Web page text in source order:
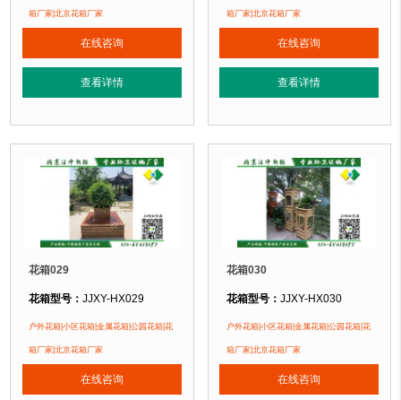
花箱材质：金属镂空/铝合金/塑木/防腐木
花箱周期：现货花箱 即拍即发
1、花箱不会对环境产生污染。2、花箱在视觉上，线条流畅，外
正在使用该花箱的部分客户：
朝阳某小区、苏州某别墅区、海淀某小区....
箱厂家|北京花箱厂家
在线咨询
查看详情
花箱材质：金属镂空/铝合金/塑木/防
花箱周期：现货花箱 即拍即发
1、花箱不会对环境产生
正在使用该花箱的部分客户：
朝阳某小区、苏州某别墅区、海淀某
箱厂家|北京花箱厂家
在线咨询
查看详情
花箱029
花箱型号：JJXY-HX029
花箱规格：可根据客户需求定制！
花箱材质：金属镂空/铝合金/塑木/防腐木
花箱周期：现货花箱 即拍即发
1、花箱不会对环境产生污染。2、花箱在视觉上，线条流畅，外
户外花箱|小区花箱|金属花箱|公园花箱|花
箱厂家|北京花箱厂家
在线咨询
花箱030
花箱型号： JJXY-HX030
花箱规格：可根据客户需求定制！
花箱材质：金属镂空/铝合金/塑木/防
花箱周期：现货花箱 即拍即发
1、花箱不会对环境产生
户外花箱|小区花箱|金属花箱|公园花箱|花
箱厂家|北京花箱厂家
在线咨询